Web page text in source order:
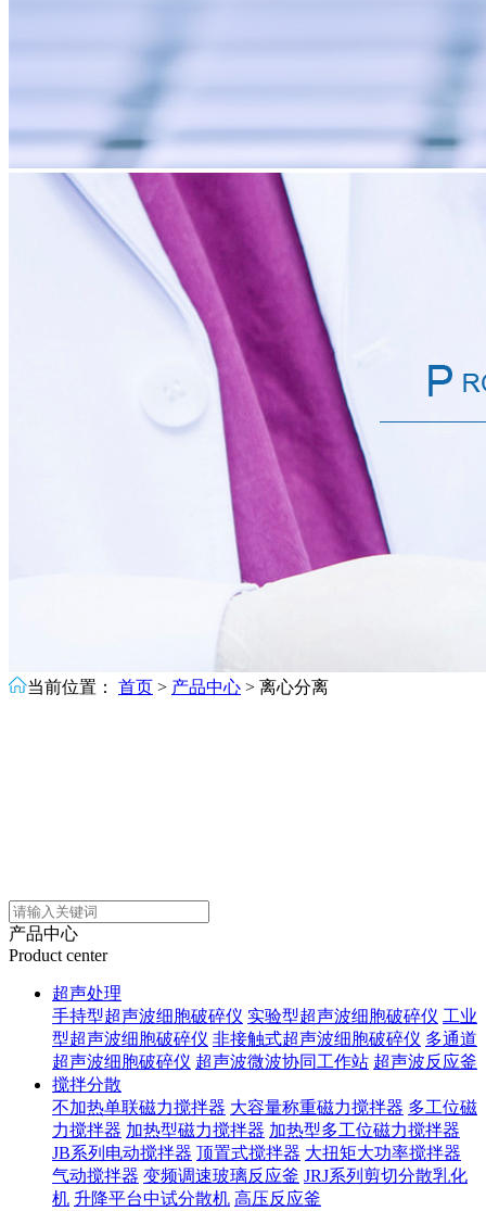
当前位置： 首页 > 产品中心 > 离心分离
产品中心
Product center
超声处理
手持型超声波细胞破碎仪 实验型超声波细胞破碎仪 工业
型超声波细胞破碎仪 非接触式超声波细胞破碎仪 多通道
超声波细胞破碎仪 超声波微波协同工作站 超声波反应釜
搅拌分散
不加热单联磁力搅拌器 大容量称重磁力搅拌器 多工位磁
力搅拌器 加热型磁力搅拌器 加热型多工位磁力搅拌器
JB系列电动搅拌器 顶置式搅拌器 大扭矩大功率搅拌器
气动搅拌器 变频调速玻璃反应釜 JRJ系列剪切分散乳化
机 升降平台中试分散机 高压反应釜